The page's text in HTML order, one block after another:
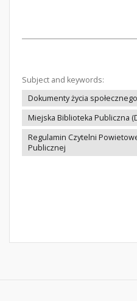
Subject and keywords:
Dokumenty życia społecznego
Miejska Biblioteka Publiczna
Regulamin Czytelni
Publicznej